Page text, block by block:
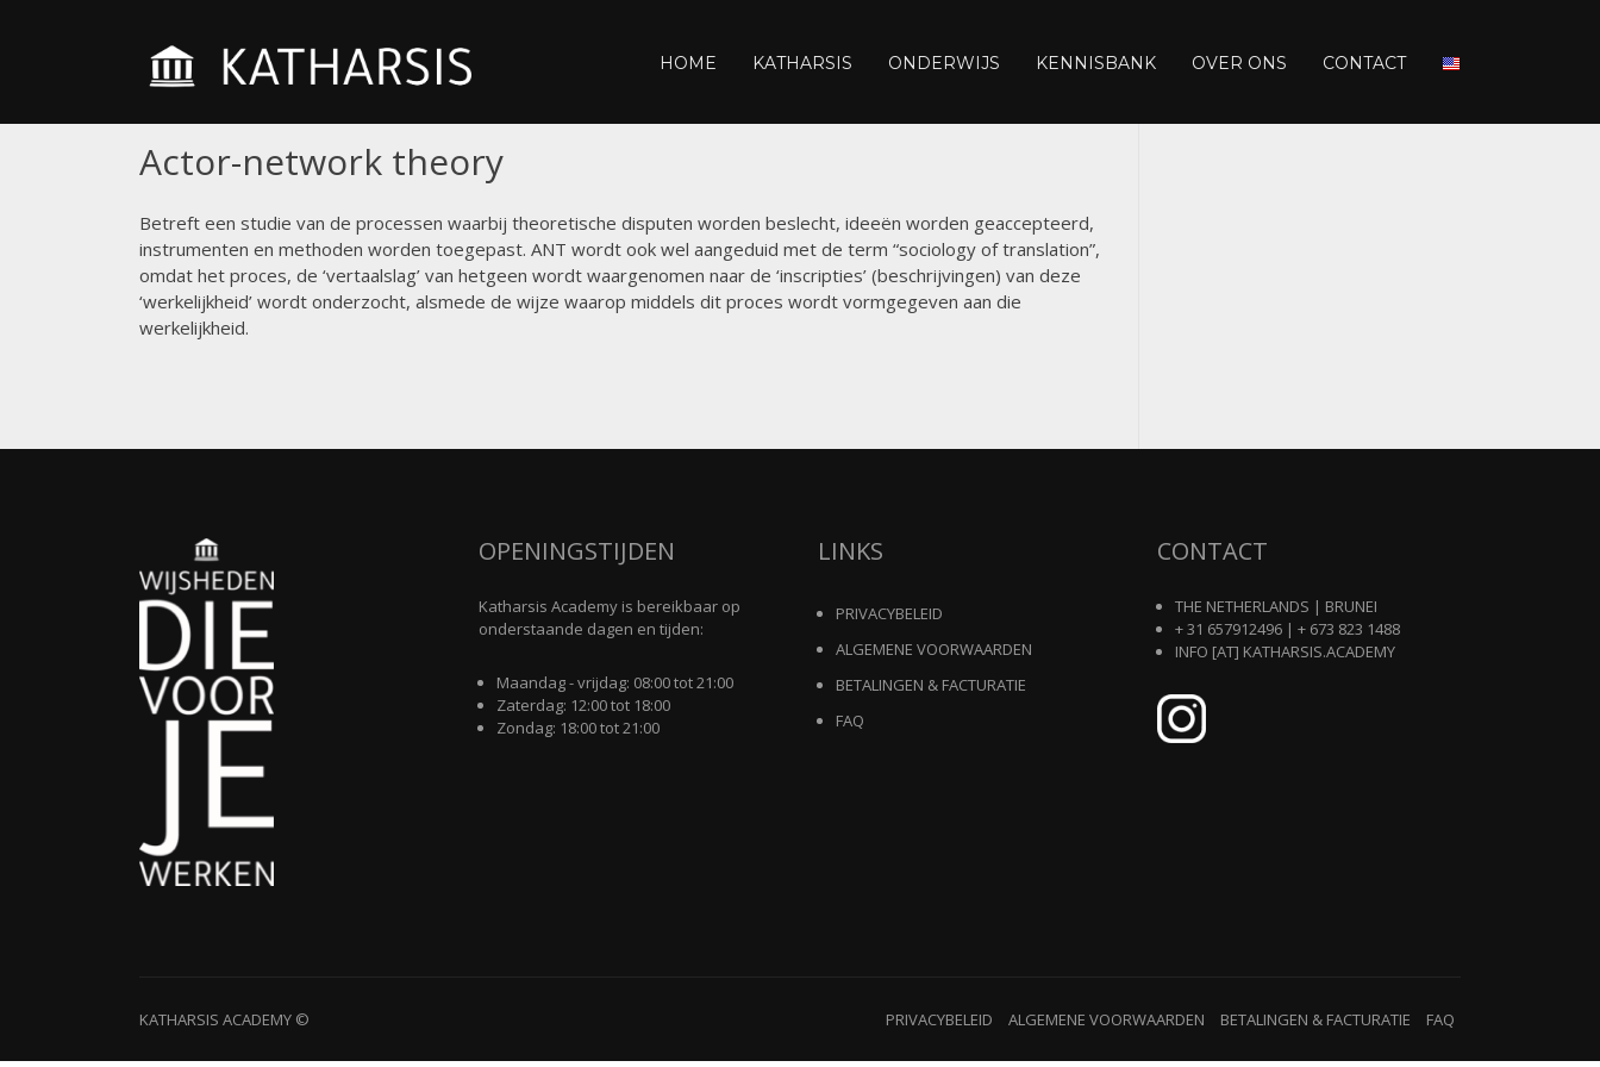
HOME KATHARSIS ONDERWIJS KENNISBANK OVER ONS CONTACT
Actor-network theory
Betreft een studie van de processen waarbij theoretische disputen worden beslecht, ideeën worden geaccepteerd,
instrumenten en methoden worden toegepast. ANT wordt ook wel aangeduid met de term “sociology of translation”,
omdat het proces, de ‘vertaalslag’ van hetgeen wordt waargenomen naar de ‘inscripties’ (beschrijvingen) van deze
‘werkelijkheid’ wordt onderzocht, alsmede de wijze waarop middels dit proces wordt vormgegeven aan die
werkelijkheid.
OPENINGSTIJDEN
Katharsis Academy is bereikbaar op
onderstaande dagen en tijden:
Maandag - vrijdag: 08:00 tot 21:00
Zaterdag: 12:00 tot 18:00
Zondag: 18:00 tot 21:00
LINKS
PRIVACYBELEID
ALGEMENE VOORWAARDEN
BETALINGEN & FACTURATIE
FAQ
CONTACT
THE NETHERLANDS | BRUNEI
+ 31 657912496 | + 673 823 1488
INFO [AT] KATHARSIS.ACADEMY
PRIVACYBELEID ALGEMENE VOORWAARDEN BETALINGEN & FACTURATIE FAQ